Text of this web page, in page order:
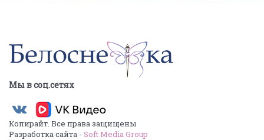
Мы в соц.сетях
Копирайт. Все права защищены
Разработка сайта - Soft Media Group